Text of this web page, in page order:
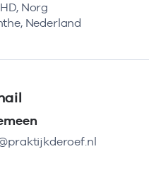
Norg
Nederland